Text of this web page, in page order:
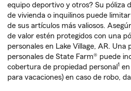
equipo deportivo y otros? Su póliza
de vivienda o inquilinos puede
de sus artículos más valiosos.
de valor estén protegidos con una
personales en Lake Village, AR. Una
personales de State Farm® puede
cobertura de propiedad personal 1
para vacaciones) en caso de robo,